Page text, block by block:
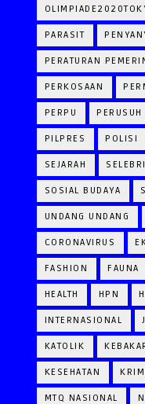
PARASIT
PERATURAN
PERKOSAAN
PERPU PERUSUH
PILPRES POLISI
SEJARAH
SOSIAL BUDAYA
UNDANG UNDANG
CORONAVIRUS
FASHION FAUNA
HEALTH HPN
INTERNASIONAL
KATOLIK
KESEHATAN
MTQ NASIONAL